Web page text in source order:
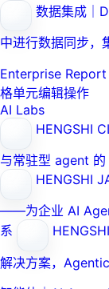
数据集成｜
中进行数据同步，
Enterprise Report
格单元编辑操作
AI Labs
HENGSHI
与常驻型 agent
HENGSHI
——为企业 AI
系
解决方案，